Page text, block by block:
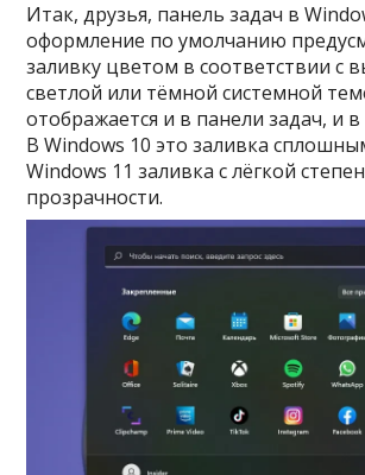
Итак, друзья, панель задач в
оформление по умолчанию
заливку цветом в соответствии с
светлой или тёмной системной
отображается и в панели задач, и
В Windows 10 это заливка
Windows 11 заливка с лёгкой
прозрачности.